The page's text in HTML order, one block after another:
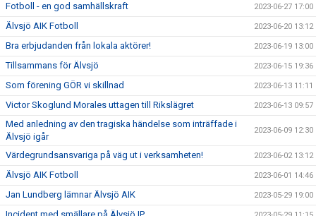
Fotboll - en god samhällskraft 2023-06-27 17:00
Älvsjö AIK Fotboll 2023-06-20 13:12
Bra erbjudanden från lokala aktörer! 2023-06-19 13:00
Tillsammans för Älvsjö 2023-06-15 19:36
Som förening GÖR vi skillnad 2023-06-13 11:11
Victor Skoglund Morales uttagen till Rikslägret 2023-06-13 09:57
Med anledning av den tragiska händelse som inträffade i
Älvsjö igår
2023-06-09 12:30
Värdegrundsansvariga på väg ut i verksamheten! 2023-06-02 13:12
Älvsjö AIK Fotboll 2023-06-01 14:46
Jan Lundberg lämnar Älvsjö AIK 2023-05-29 19:00